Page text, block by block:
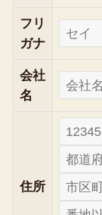
フリ
ガナ
会社
名
住所